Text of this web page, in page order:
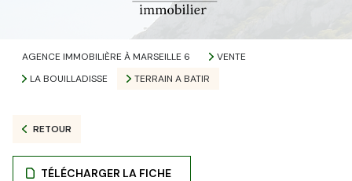
AGENCE IMMOBILIÈRE À MARSEILLE 6
VENTE
LA BOUILLADISSE
TERRAIN A BATIR
RETOUR
TÉLÉCHARGER LA FICHE